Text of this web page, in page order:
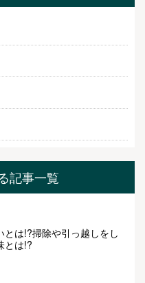
記事一覧
とは!?掃除や引っ越しをし
とは!?